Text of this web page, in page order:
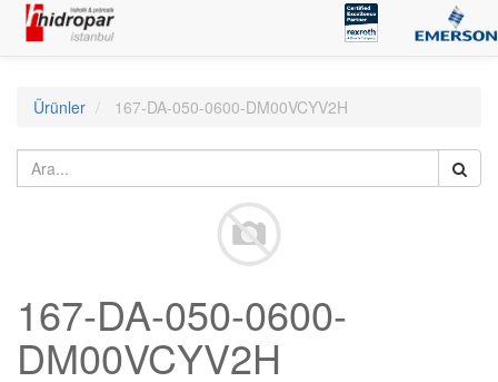
Ürünler 167-DA-050-0600-DM00VCYV2H
167-DA-050-0600-
DM00VCYV2H